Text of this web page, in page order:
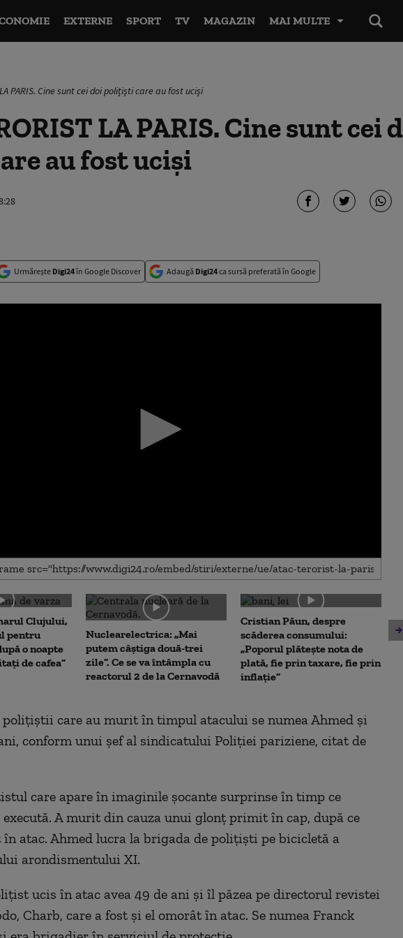
EXTERNE SPORT TV MAGAZIN MAI MULTE
LA PARIS. Cine sunt cei doi polițiști care au fost uciși
LA PARIS. Cine sunt cei
au fost uciși
Urmărește Digi24în Google Discover Adaugă Digi24ca sursă preferată în Google
Clujului,
pentru
o noapte
de cafea”
Nuclearelectrica: „Mai
putem câștiga două-trei
zile”. Ce se va întâmpla cu
reactorul 2 de la Cernavodă
Cristian Păun, despre
scăderea consumului:
„Poporul plătește nota de
plată, fie prin taxare, fie prin
inflație”
care au murit în timpul atacului se numea Ahmed şi
conform unui şef al sindicatului Poliţiei pariziene, citat de
care apare în imaginile şocante surprinse în timp ce
A murit din cauza unui glonţ primit în cap, după ce
în atac. Ahmed lucra la brigada de poliţişti pe bicicletă a
arondismentului XI.
ucis în atac avea 49 de ani şi îl păzea pe directorul revistei
Charb, care a fost şi el omorât în atac. Se numea Franck